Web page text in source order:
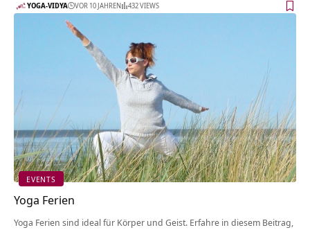
YOGA-VIDYA VOR 10 JAHREN 432 VIEWS
EVENTS
Yoga Ferien
Yoga Ferien sind ideal für Körper und Geist. Erfahre in diesem Beitrag,